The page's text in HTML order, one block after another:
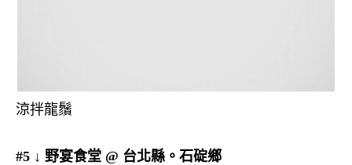
涼拌龍鬚
#5 ↓ 野宴食堂 @ 台北縣。石碇鄉